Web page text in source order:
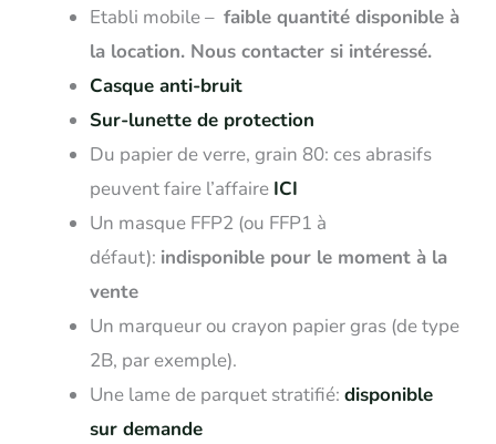
Etabli mobile – faible quantité disponible à
la location. Nous contacter si intéressé.
Casque anti-bruit
Sur-lunette de protection
Du papier de verre, grain 80: ces abrasifs
peuvent faire l’affaire ICI
Un masque FFP2 (ou FFP1 à
défaut): indisponible pour le moment à la
vente
Un marqueur ou crayon papier gras (de type
2B, par exemple).
Une lame de parquet stratifié: disponible
sur demande